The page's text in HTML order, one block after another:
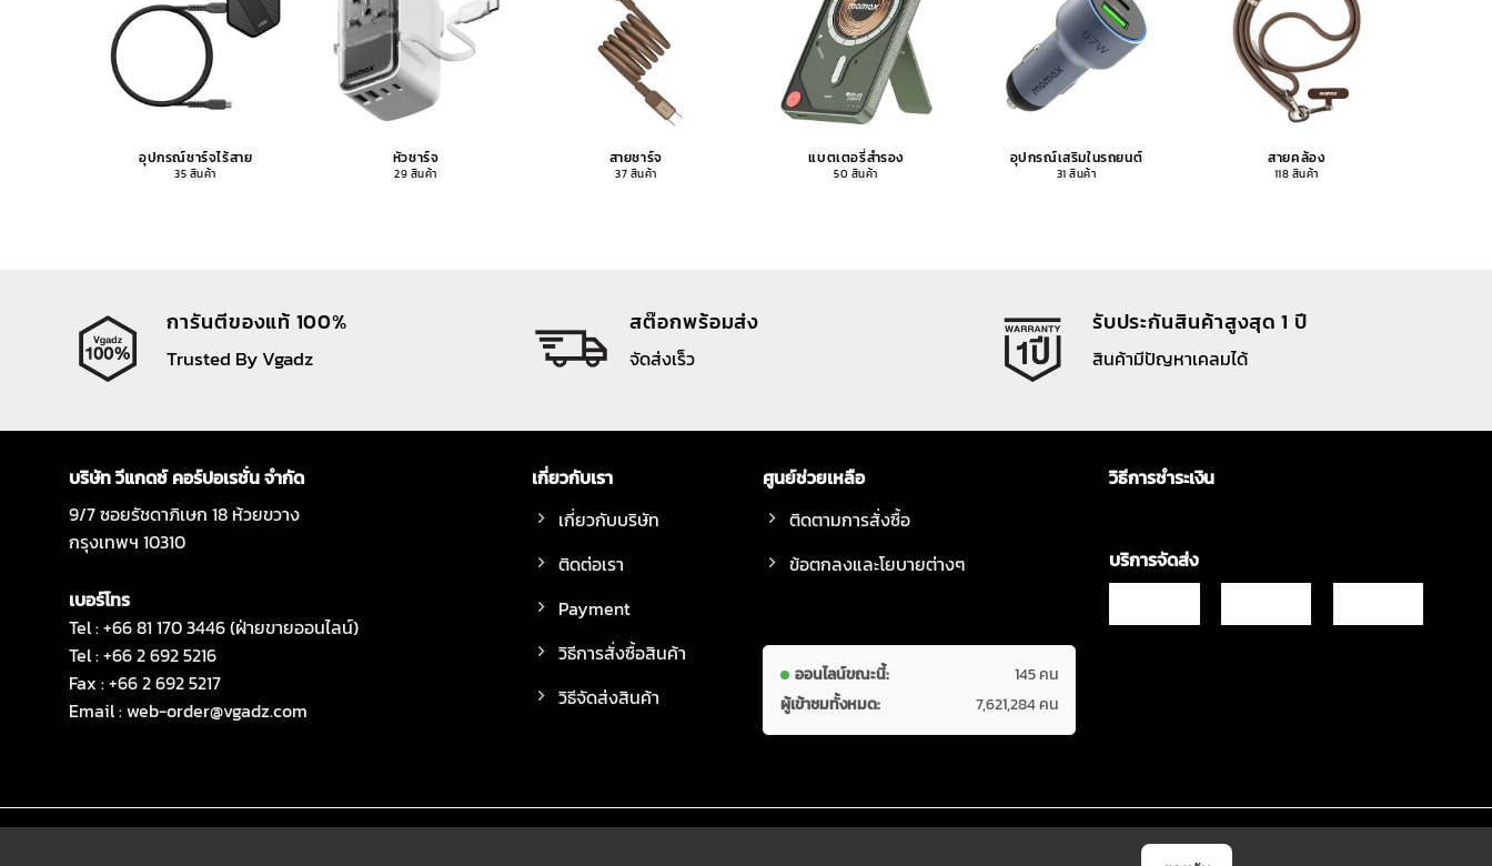
อุปกรณ์ชาร์จไร้สาย
35 สินค้า
หัวชาร์จ
29 สินค้า
สายชาร์จ
37 สินค้า
แบตเตอรี่สำรอง
50 สินค้า
อุปกรณ์เสริมในรถยนต์
31 สินค้า
สายคล้อง
118 สินค้า
การันตีของแท้ 100%
Trusted By Vgadz
สต๊อกพร้อมส่ง
จัดส่งเร็ว
รับประกันสินค้าสูงสุด 1 ปี
สินค้ามีปัญหาเคลมได้
บริษัท วีแกดซ์ คอร์ปอเรชั่น จำกัด
9/7 ซอยรัชดาภิเษก 18 ห้วยขวาง
กรุงเทพฯ 10310
เบอร์โทร
Tel : +66 81 170 3446 (ฝ่ายขายออนไลน์)
Tel : +66 2 692 5216
Fax : +66 2 692 5217
Email :web-order@vgadz.com
เกี่ยวกับเรา
เกี่ยวกับบริษัท
ติดต่อเรา
Payment
วิธีการสั่งซื้อสินค้า
วิธีจัดส่งสินค้า
ศูนย์ช่วยเหลือ
ติดตามการสั่งซื้อ
ข้อตกลงและโยบายต่างๆ
ออนไลน์ขณะนี้:
145 คน
ผู้เข้าชมทั้งหมด:
7,621,284 คน
วิธีการชำระเงิน
บริการจัดส่ง